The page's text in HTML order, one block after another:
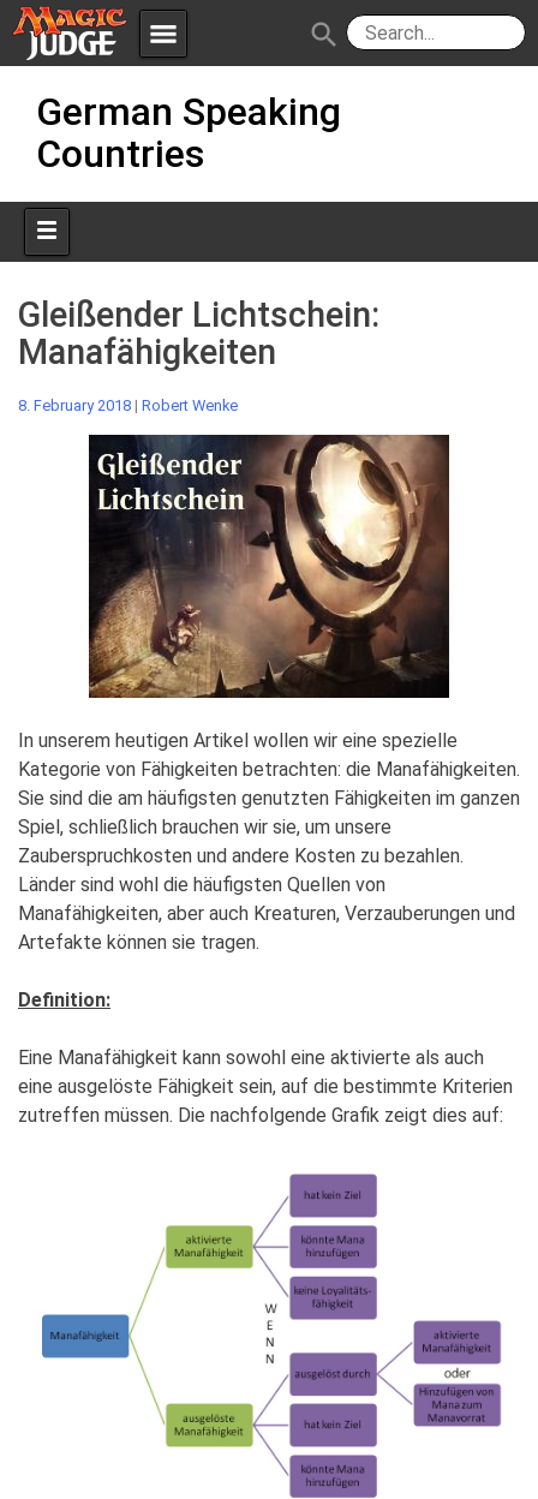
menu
JudgeApps
Policies
search
content
German Speaking
Countries
Gleißender Lichtschein:
Manafähigkeiten
8. February 2018 | Robert Wenke
In unserem heutigen Artikel wollen wir eine spezielle
Kategorie von Fähigkeiten betrachten: die Manafähigkeiten.
Sie sind die am häufigsten genutzten Fähigkeiten im ganzen
Spiel, schließlich brauchen wir sie, um unsere
Zauberspruchkosten und andere Kosten zu bezahlen.
Länder sind wohl die häufigsten Quellen von
Manafähigkeiten, aber auch Kreaturen, Verzauberungen und
Artefakte können sie tragen.
Definition:
Eine Manafähigkeit kann sowohl eine aktivierte als auch
eine ausgelöste Fähigkeit sein, auf die bestimmte Kriterien
zutreffen müssen. Die nachfolgende Grafik zeigt dies auf: